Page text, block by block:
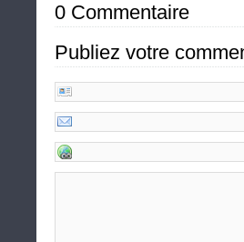
0 Commentaire
Publiez votre